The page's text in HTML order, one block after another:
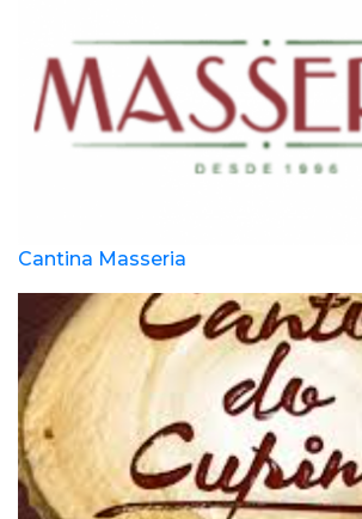
Cantina Masseria